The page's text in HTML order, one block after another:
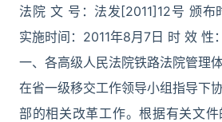
法院 文 号：法发[2011]12号 颁布
实施时间：2011年8月7日 时 效
一、各高级人民法院铁路法院管理
在省一级移交工作领导小组指导下
部的相关改革工作。根据有关文